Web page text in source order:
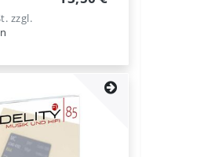
zzgl.